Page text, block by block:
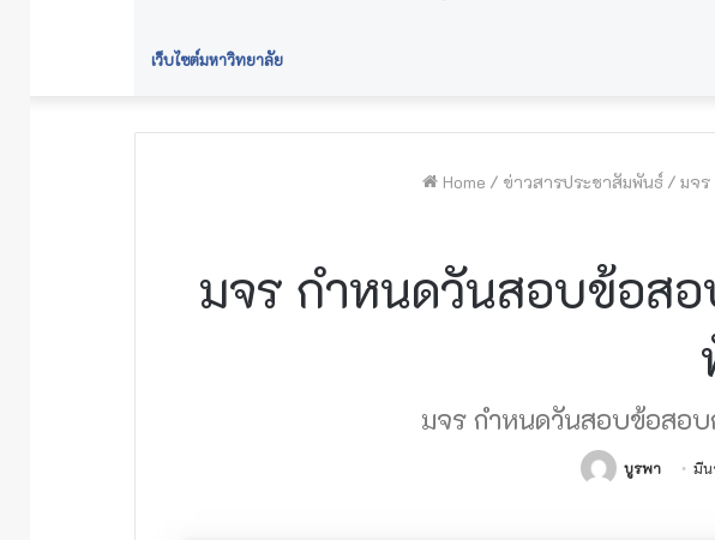
เว็บไซต์มหาวิทยาลัย
Home / ข่าวสารประชาสัมพันธ์ / มจร
มจร กำหนดวันสอบข้อส
มจร กำหนดวันสอบข้อสอ
บูรพา มีน